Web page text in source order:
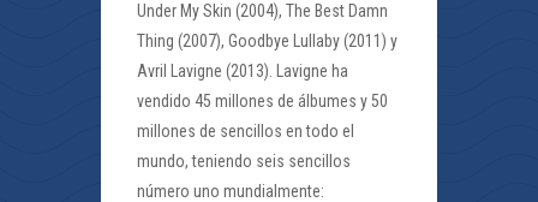
Under My Skin (2004), The Best Damn
Thing (2007), Goodbye Lullaby (2011) y
Avril Lavigne (2013). Lavigne ha
vendido 45 millones de álbumes y 50
millones de sencillos en todo el
mundo, teniendo seis sencillos
número uno mundialmente: